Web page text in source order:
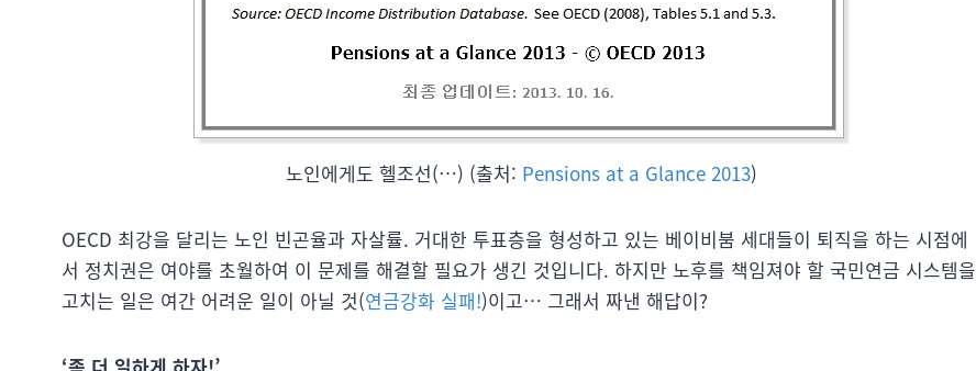
노인에게도 헬조선(…) (출처: Pensions at a Glance 2013)
OECD 최강을 달리는 노인 빈곤율과 자살률. 거대한 투표층을 형성하고 있는 베이비붐 세대들이 퇴직을 하는 시점에
서 정치권은 여야를 초월하여 이 문제를 해결할 필요가 생긴 것입니다. 하지만 노후를 책임져야 할 국민연금 시스템을
고치는 일은 여간 어려운 일이 아닐 것(연금강화 실패!)이고… 그래서 짜낸 해답이?